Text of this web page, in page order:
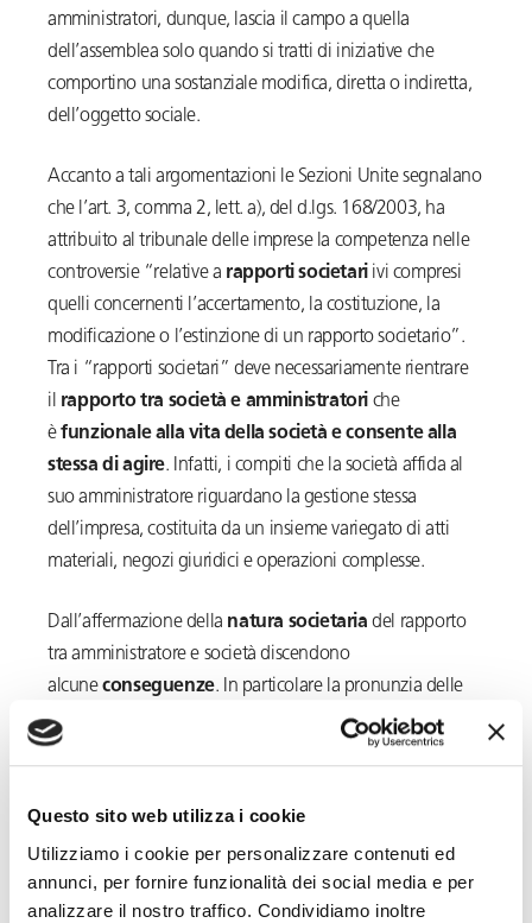
Questo sito web utilizza i cookie
Utilizziamo i cookie per personalizzare contenuti ed
annunci, per fornire funzionalità dei social media e per
analizzare il nostro traffico. Condividiamo inoltre
amministratori, dunque, lascia il campo a quella
dell’assemblea solo quando si tratti di iniziative che
comportino una sostanziale modifica, diretta o indiretta,
dell’oggetto sociale.
Accanto a tali argomentazioni le Sezioni Unite segnalano
che l’art. 3, comma 2, lett. a), del d.lgs. 168/2003, ha
attribuito al tribunale delle imprese la competenza nelle
controversie “relative a rapporti societariivi compresi
quelli concernenti l’accertamento, la costituzione, la
modificazione o l’estinzione di un rapporto societario”.
Tra i “rapporti societari” deve necessariamente rientrare
il rapporto tra società e amministratori che
èfunzionale alla vita della società e consente alla
stessa di agire. Infatti, i compiti che la società affida al
suo amministratore riguardano la gestione stessa
dell’impresa, costituita da un insieme variegato di atti
materiali, negozi giuridici e operazioni complesse.
Dall’affermazione della natura societaria del rapporto
tra amministratore e società discendono
alcuneconseguenze. In particolare la pronunzia delle
SS.UU. in esame ha fatto discendere lapignorabilità dei
compensi degli amministratori senza i limitiprevisti
stabilisce che “le somme dovute da privati a titolo di
stipendio, di salario o di altre indennità relative al
rapporto di lavoro o di impiego, comprese quelle dovute
a causa di licenziamento possono essere pignorate per